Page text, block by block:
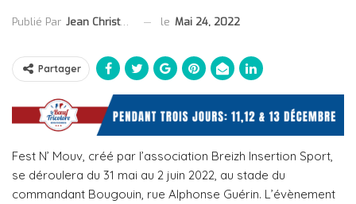
Publié Par Jean Christophe Collet le Mai 24, 2022
Partager
Fest N’ Mouv, créé par l’association Breizh Insertion Sport,
se déroulera du 31 mai au 2 juin 2022, au stade du
commandant Bougouin, rue Alphonse Guérin. L’évènement